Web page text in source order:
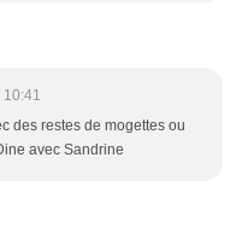
10:41
des restes de mogettes ou
avec Sandrine